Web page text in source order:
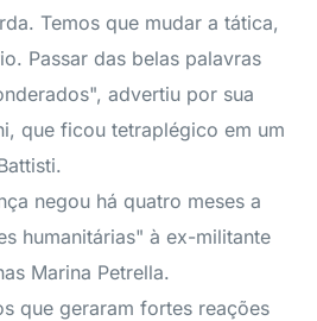
Temos que mudar a tática,
Passar das belas palavras
advertiu por sua
que ficou tetraplégico em um
negou há quatro meses a
humanitárias" à ex-militante
Marina Petrella.
que geraram fortes reações